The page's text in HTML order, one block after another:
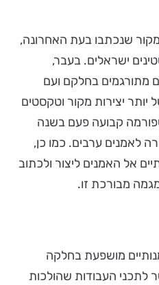
מקור שנכתבו בעת האחרונה,
ישראלים. בעבר,
מתורגמים בחלקם ועם
יצירות מקור וטקסטים
קבועה פעם בשנה
לאמנים ערבים. כמו כן,
אל האמנים ליצור ולכתוב
מבורכת זו.
מושפעת בחלקה
לתכני העבודות שהולכות